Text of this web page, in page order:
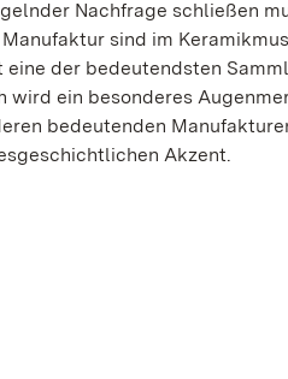
Nachfrage schließen
sind im
der bedeutendsten
ein besonderes
bedeutenden
Akzent.